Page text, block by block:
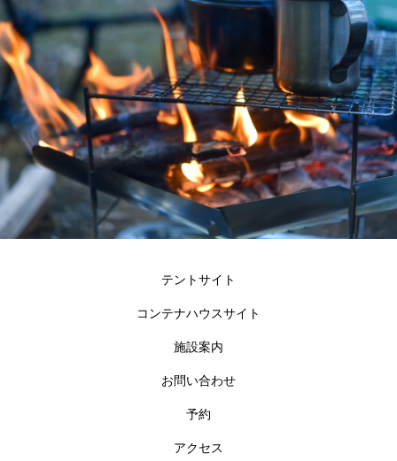
テントサイト
コンテナハウスサイト
施設案内
お問い合わせ
予約
アクセス